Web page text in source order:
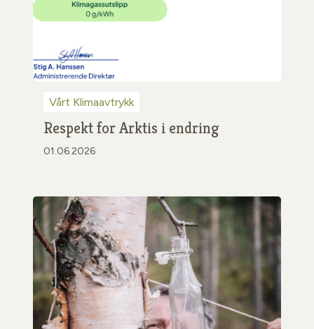
Vårt Klimaavtrykk
Respekt for Arktis i endring
01.06.2026